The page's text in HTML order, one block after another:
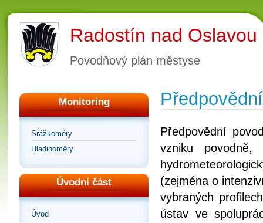
Radostín nad Oslavou
Povodňový plán městyse
Monitoring
Srážkoměry
Hladinoměry
Úvodní část
Úvod
Předpovědní
vzniku
(zejména o
vybraných
ústav ve